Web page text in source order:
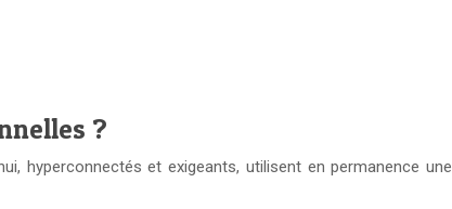
?
hyperconnectés et exigeants, utilisent en permanence une